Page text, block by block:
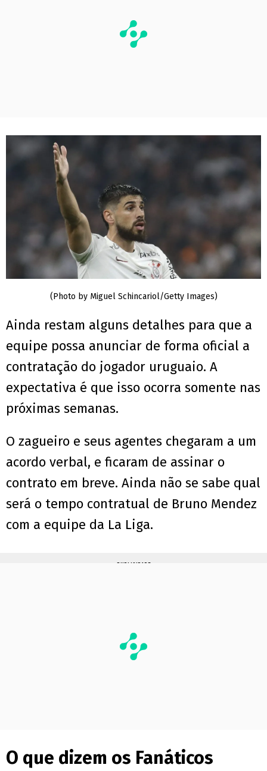
(Photo by Miguel Schincariol/Getty Images)
Ainda restam alguns detalhes para que a
equipe possa anunciar de forma oficial a
contratação do jogador uruguaio. A
expectativa é que isso ocorra somente nas
próximas semanas.
O zagueiro e seus agentes chegaram a um
acordo verbal, e ficaram de assinar o
contrato em breve. Ainda não se sabe qual
será o tempo contratual de Bruno Mendez
com a equipe da La Liga.
PUBLICIDADE
O que dizem os Fanáticos